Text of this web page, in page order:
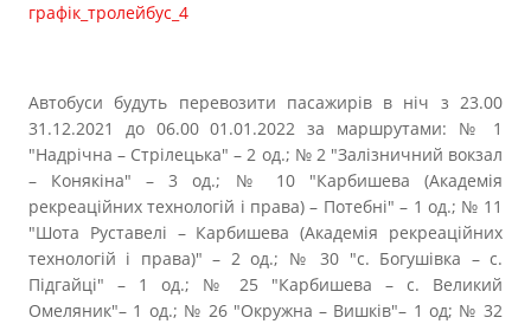
графік_тролейбус_4
Автобуси будуть перевозити пасажирів в ніч з 23.00
31.12.2021 до 06.00 01.01.2022 за маршрутами: № 1
"Надрічна – Стрілецька" – 2 од.; № 2 "Залізничний вокзал
– Конякіна" – 3 од.; № 10 "Карбишева (Академія
рекреаційних технологій і права) – Потебні" – 1 од.; № 11
"Шота Руставелі – Карбишева (Академія рекреаційних
технологій і права)" – 2 од.; № 30 "с. Богушівка – с.
Підгайці" – 1 од.; № 25 "Карбишева – с. Великий
Омеляник"– 1 од.; № 26 "Окружна – Вишків"– 1 од; № 32